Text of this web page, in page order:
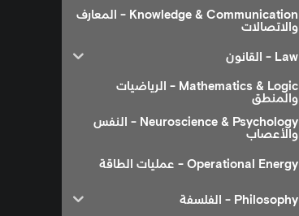
Knowledge & Communication - المعارف
والاتصالات
Law - القانون
Mathematics & Logic - الرياضيات
والمنطق
Neuroscience & Psychology - النفس
والأعصاب
Operational Energy - عمليات الطاقة
Philosophy - الفلسفة